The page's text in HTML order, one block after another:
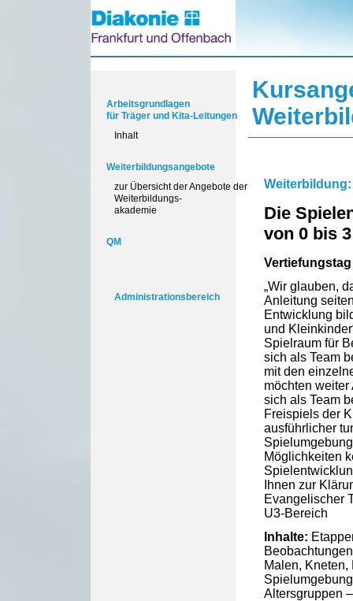
Arbeitsgrundlagen
für Träger und Kita-Leitungen
Inhalt
Weiterbildungsangebote
zur Übersicht der Angebote der
Weiterbildungs-
akademie
QM
Administrationsbereich
Weiterbildung:
Die
von 0 bis
„Wir glauben,
Anleitung
Entwicklung
und
Spielraum für
sich als Team
mit den
möchten
sich als Team
Freispiels der
ausführlicher
Möglichkeiten
Ihnen zur
Evangelischer
U3-Bereich
Inhalte:
Malen,
Altersgruppen